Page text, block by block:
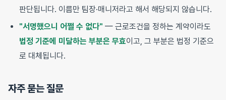
판단됩니다. 이름만 팀장·매니저라고 해서 해당되지 않습니다.
"서명했으니 어쩔 수 없다" — 근로조건을 정하는 계약이라도
법정 기준에 미달하는 부분은 무효이고, 그 부분은 법정 기준으
로 대체됩니다.
자주 묻는 질문